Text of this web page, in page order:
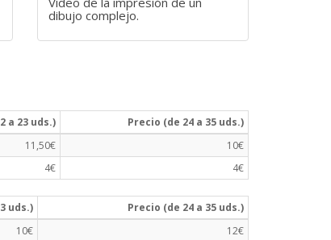
dibujo complejo.
a 23 uds.)
Precio (de 24 a 35 uds.)
11,50€
10€
4€ 4€
uds.)
Precio (de 24 a 35 uds.)
10€ 12€